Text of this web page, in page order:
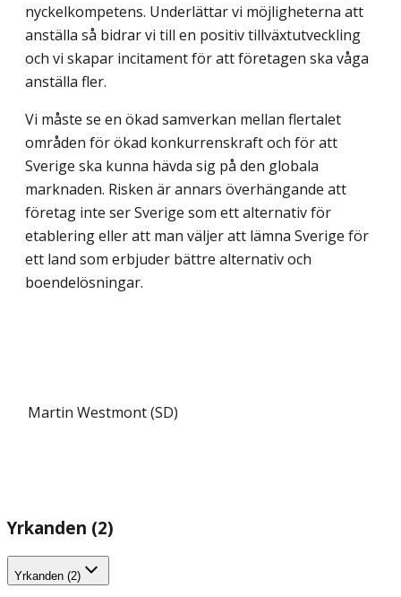
nyckelkompetens. Underlättar vi möjligheterna att
anställa så bidrar vi till en positiv tillväxtutveckling
och vi skapar incitament för att företagen ska våga
anställa fler.
Vi måste se en ökad samverkan mellan flertalet
områden för ökad konkurrenskraft och för att
Sverige ska kunna hävda sig på den globala
marknaden. Risken är annars överhängande att
företag inte ser Sverige som ett alternativ för
etablering eller att man väljer att lämna Sverige för
ett land som erbjuder bättre alternativ och
boendelösningar.
Martin Westmont (SD)
Yrkanden (2)
Yrkanden (2)